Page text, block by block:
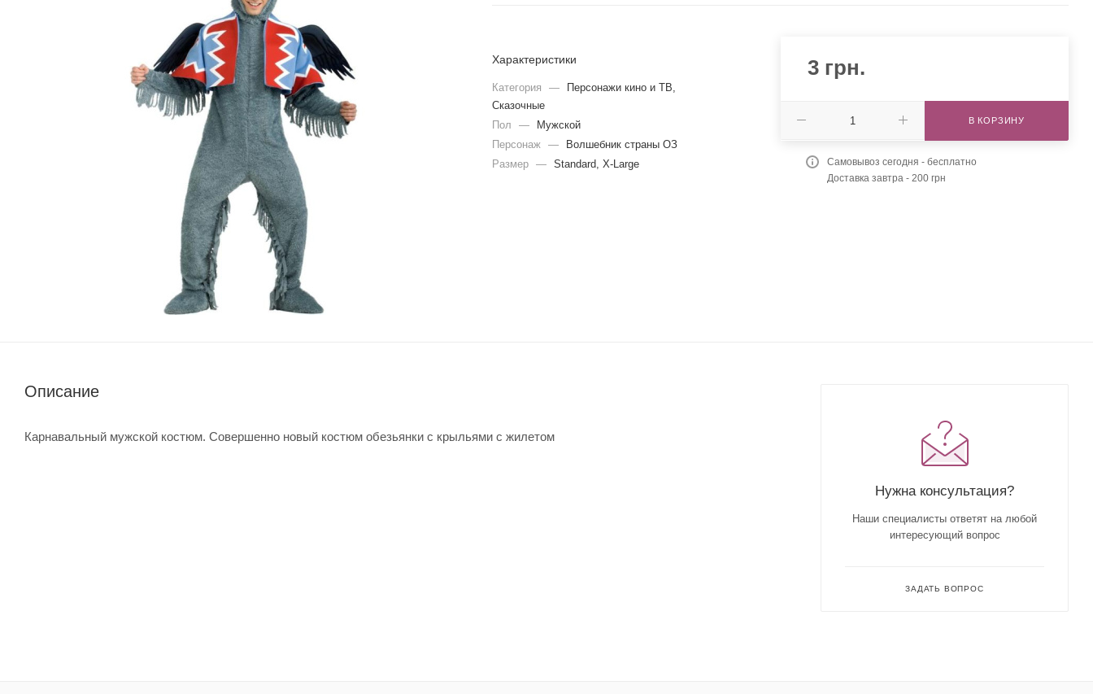
Характеристики
Категория —
Персонажи кино и ТВ,
Сказочные
Пол
—
Мужской
Персонаж
—
Волшебник страны ОЗ
Размер
— Standard, X-Large
3грн.
В КОРЗИНУ
Самовывоз сегодня - бесплатно
Доставка завтра - 200 грн
Описание
Карнавальный мужской костюм. Совершенно новый костюм обезьянки с крыльями с жилетом
Нужна консультация?
Наши специалисты ответят на любой
интересующий вопрос
ЗАДАТЬ ВОПРОС